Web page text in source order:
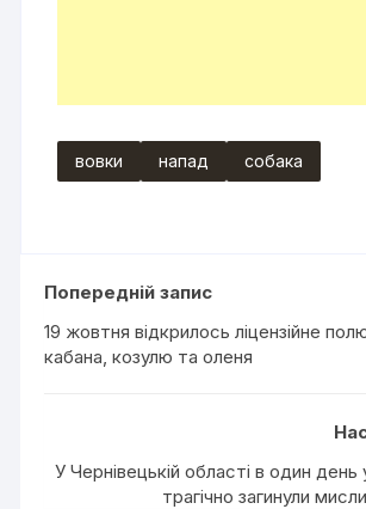
вовки напад собака
Попередній запис
19 жовтня відкрилось ліцензійне
кабана, козулю та оленя
У Чернівецькій області в один день
трагічно загинули